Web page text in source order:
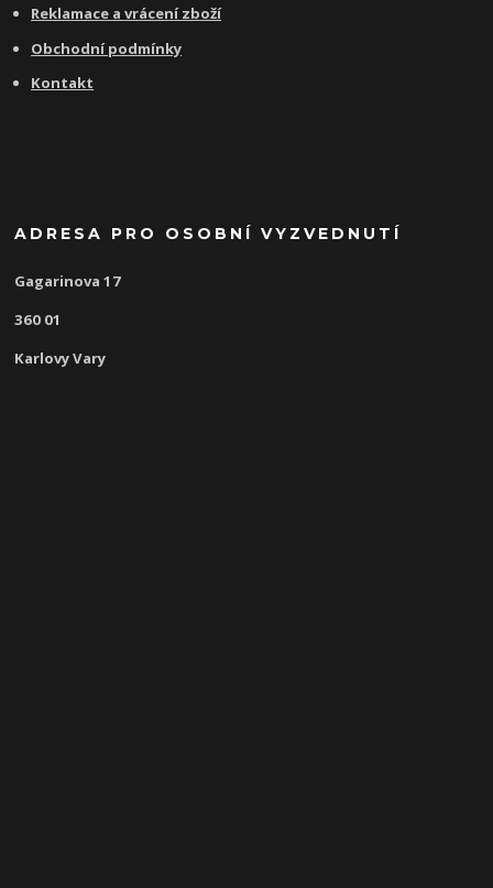
Reklamace a vrácení zboží
Obchodní podmínky
Kontakt
ADRESA PRO OSOBNÍ VYZVEDNUTÍ
Gagarinova 17
360 01
Karlovy Vary